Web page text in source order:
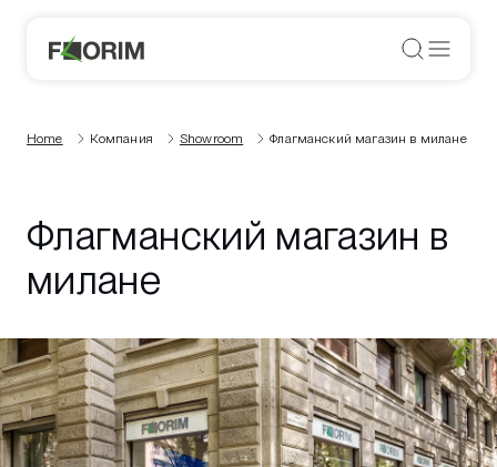
Home Компания Showroom Флагманский магазин в милане
Флагманский магазин в
милане